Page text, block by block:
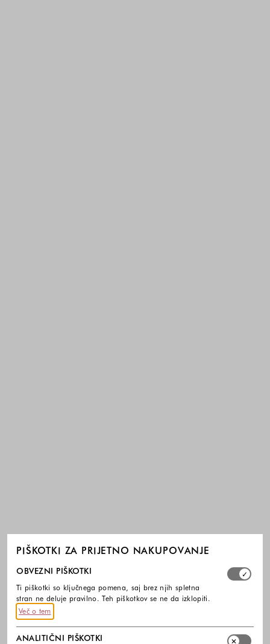
PIŠKOTKI ZA PRIJETNO NAKUPOVANJE
Izberite, katere skupine piškotkov dovolite. Obvezni
OBVEZNI PIŠKOTKI
Ti piškotki so ključnega pomena, saj brez njih spletna
stran ne deluje pravilno. Teh piškotkov se ne da izklopiti.
Več o tem
ANALITIČNI PIŠKOTKI